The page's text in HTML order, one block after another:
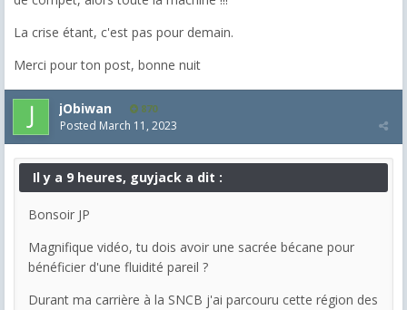
La crise étant, c'est pas pour demain.
Merci pour ton post, bonne nuit
jObiwan 870
Posted March 11, 2023
Il y a 9 heures, guyjack a dit :
Bonsoir JP
Magnifique vidéo, tu dois avoir une sacrée bécane pour
bénéficier d'une fluidité pareil ?
Durant ma carrière à la SNCB j'ai parcouru cette région des